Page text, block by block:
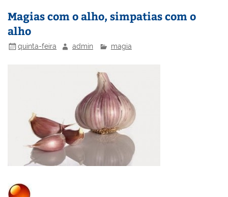
Magias com o alho, simpatias com o
alho
quinta-feira admin magia